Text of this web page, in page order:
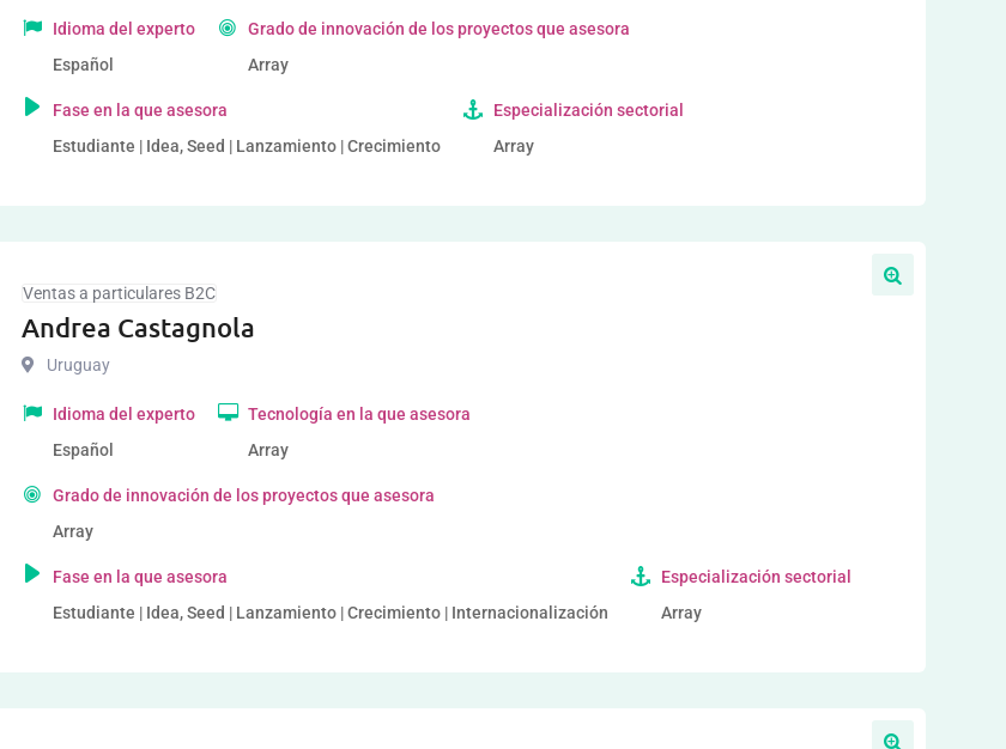
Idioma del experto
Español
Grado de innovación de los proyectos que asesora
Array
Fase en la que asesora
Estudiante | Idea, Seed | Lanzamiento | Crecimiento
Especialización sectorial
Array
Ventas a particulares B2C
Andrea Castagnola
Uruguay
Idioma del experto
Español
Tecnología en la que asesora
Array
Grado de innovación de los proyectos que asesora
Array
Fase en la que asesora
Estudiante | Idea, Seed | Lanzamiento | Crecimiento | Internacionalización
Especialización sectorial
Array